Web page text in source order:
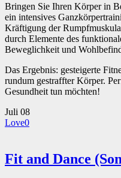
Bringen Sie Ihren Körper in
ein intensives
Kräftigung der
durch Elemente des
Beweglichkeit und
Das Ergebnis: gesteigerte
rundum gestraffter Körper.
Gesundheit tun möchten!
Juli 08
Love0
Fit and Dance